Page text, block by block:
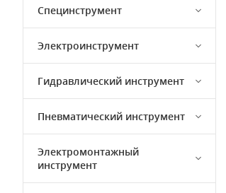
Специнструмент
Электроинструмент
Гидравлический инструмент
Пневматический инструмент
Электромонтажный
инструмент